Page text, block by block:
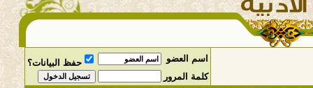
اسم العضو
حفظ البيانات؟
كلمة المرور